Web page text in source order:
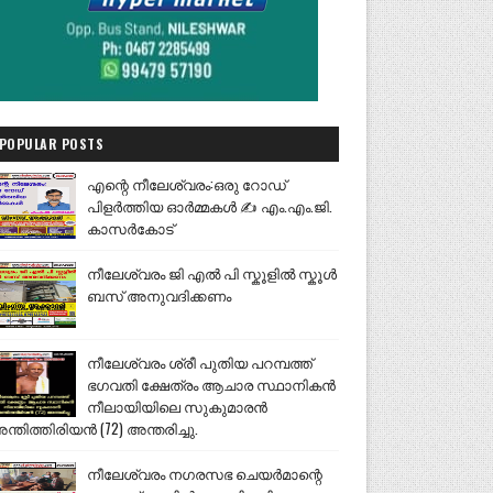
POSTS
എന്റെ നീലേശ്വരം:ഒരു റോഡ്
പിളർത്തിയ ഓർമ്മകൾ ✍️ എം.എം.ജി.
കാസർകോട്
നീലേശ്വരം ജി എൽ പി സ്കൂളിൽ സ്കൂൾ
ബസ് അനുവദിക്കണം
നീലേശ്വരം ശ്രീ പുതിയ പറമ്പത്ത്
ഭഗവതി ക്ഷേത്രം ആചാര സ്ഥാനികൻ
നീലായിയിലെ സുകുമാരൻ
(72) അന്തരിച്ചു.
നീലേശ്വരം നഗരസഭ ചെയർമാന്റെ